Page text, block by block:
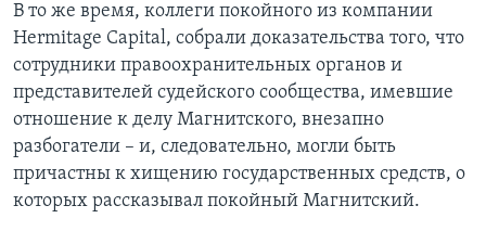
В то же время, коллеги покойного из компании
Hermitage Capital, собрали доказательства того, что
сотрудники правоохранительных органов и
представителей судейского сообщества, имевшие
отношение к делу Магнитского, внезапно
разбогатели – и, следовательно, могли быть
причастны к хищению государственных средств, о
которых рассказывал покойный Магнитский.